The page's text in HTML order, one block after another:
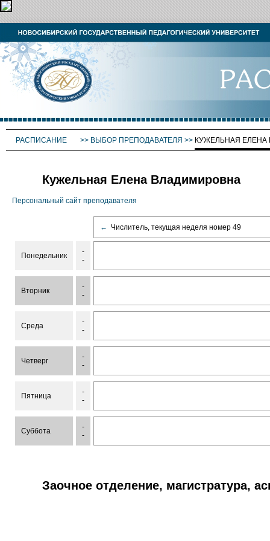
РАСПИСАНИЕ >> ВЫБОР ПРЕПОДАВАТЕЛЯ >> КУЖЕЛЬНАЯ
Кужельная Елена Владимировна
Персональный сайт преподавателя
← Числитель, текущая неделя номер 49
Понедельник
-
-
Вторник
-
-
Среда
-
-
Четверг
-
-
Пятница
-
-
Суббота
-
-
Заочное отделение, магистратура,